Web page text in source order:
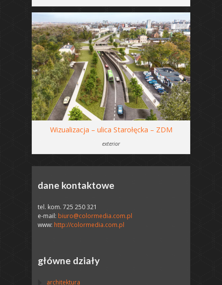
Wizualizacja – ulica Starołęcka – ZDM
exterior
dane kontaktowe
tel. kom. 725 250 321
e-mail: biuro@colormedia.com.pl
www: http://colormedia.com.pl
główne działy
architektura